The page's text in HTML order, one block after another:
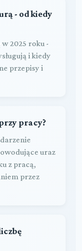
- od kiedy
2025 roku -
i kiedy
przepisy i
pracy?
uraz
z pracą,
przez